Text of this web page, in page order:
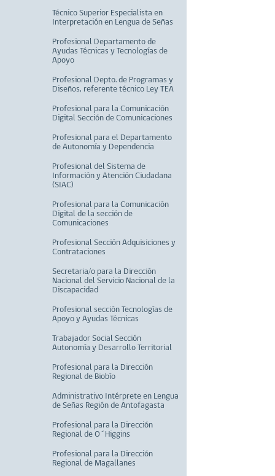
Técnico Superior Especialista en
Interpretación en Lengua de Señas
Profesional Departamento de
Ayudas Técnicas y Tecnologías de
Apoyo
Profesional Depto. de Programas y
Diseños, referente técnico Ley TEA
Profesional para la Comunicación
Digital Sección de Comunicaciones
Profesional para el Departamento
de Autonomía y Dependencia
Profesional del Sistema de
Información y Atención Ciudadana
(SIAC)
Profesional para la Comunicación
Digital de la sección de
Comunicaciones
Profesional Sección Adquisiciones y
Contrataciones
Secretaria/o para la Dirección
Nacional del Servicio Nacional de la
Discapacidad
Profesional sección Tecnologías de
Apoyo y Ayudas Técnicas
Trabajador Social Sección
Autonomía y Desarrollo Territorial
Profesional para la Dirección
Regional de Biobío
Administrativo Intérprete en Lengua
de Señas Región de Antofagasta
Profesional para la Dirección
Regional de O´Higgins
Profesional para la Dirección
Regional de Magallanes